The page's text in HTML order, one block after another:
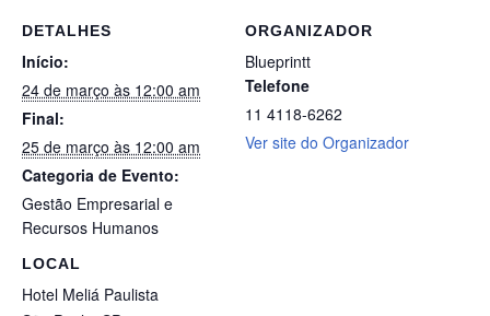
DETALHES
Início:
24 de março às 12:00 am
Final:
25 de março às 12:00 am
Categoria de Evento:
Gestão Empresarial e
Recursos Humanos
LOCAL
Hotel Meliá Paulista
ORGANIZADOR
Blueprintt
Telefone
11 4118-6262
Ver site do Organizador